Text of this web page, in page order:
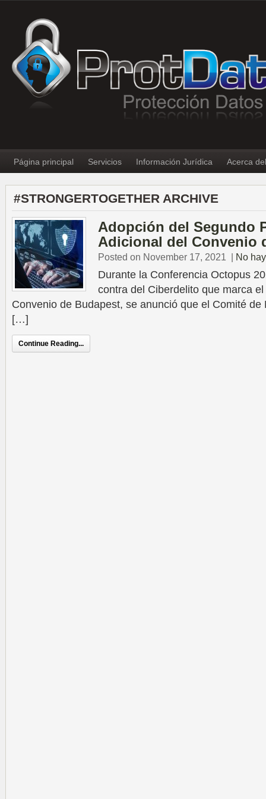
Página principal Servicios Información Jurídica Acerca
#STRONGERTOGETHER ARCHIVE
Adopción del Segundo
Adicional del Convenio
Posted on November 17, 2021 | No
Durante la Conferencia Octopus
contra del Ciberdelito que marca
Convenio de Budapest, se anunció que el Comité
[…]
Continue Reading...